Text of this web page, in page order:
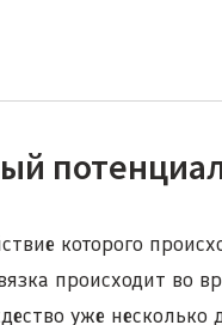
которого
происходит во
уже